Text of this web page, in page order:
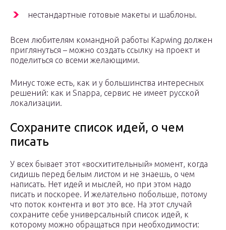
нестандартные готовые макеты и шаблоны.
Всем любителям командной работы Kapwing должен
приглянуться – можно создать ссылку на проект и
поделиться со всеми желающими.
Минус тоже есть, как и у большинства интересных
решений: как и Snappa, сервис не имеет русской
локализации.
Сохраните список идей, о чем
писать
У всех бывает этот «восхитительный» момент, когда
сидишь перед белым листом и не знаешь, о чем
написать. Нет идей и мыслей, но при этом надо
писать и поскорее. И желательно побольше, потому
что поток контента и вот это все. На этот случай
сохраните себе универсальный список идей, к
которому можно обращаться при необходимости: